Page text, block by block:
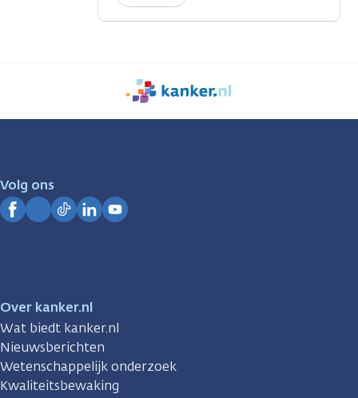
We
zijn
Volg ons
Over kanker.nl
Wat biedt kanker.nl
Nieuwsberichten
Wetenschappelijk onderzoek
Kwaliteitsbewaking